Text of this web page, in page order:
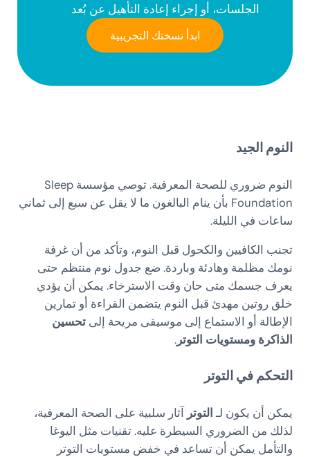
الجلسات، أو إجراء إعادة التأهيل عن بُعد
ابدأ نسختك التجريبية
النوم الجيد
النوم ضروري للصحة المعرفية. توصي مؤسسة Sleep
Foundation بأن ينام البالغون ما لا يقل عن سبع إلى ثماني
ساعات في الليلة.
تجنب الكافيين والكحول قبل النوم، وتأكد من أن غرفة
نومك مظلمة وهادئة وباردة. ضع جدول نوم منتظم حتى
يعرف جسمك متى حان وقت الاسترخاء. يمكن أن يؤدي
خلق روتين مهدئ قبل النوم يتضمن القراءة أو تمارين
الإطالة أو الاستماع إلى موسيقى مريحة إلى تحسين
الذاكرة ومستويات التوتر .
التحكم في التوتر
يمكن أن يكون لـالتوتر آثار سلبية على الصحة المعرفية،
لذلك من الضروري السيطرة عليه. تقنيات مثل اليوغا
والتأمل يمكن أن تساعد في خفض مستويات التوتر